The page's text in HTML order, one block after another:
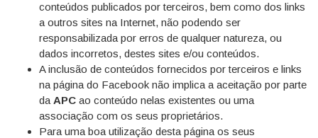
conteúdos publicados por terceiros, bem como dos links
a outros sites na Internet, não podendo ser
responsabilizada por erros de qualquer natureza, ou
dados incorretos, destes sites e/ou conteúdos.
A inclusão de conteúdos fornecidos por terceiros e links
na página do Facebook não implica a aceitação por parte
da APC ao conteúdo nelas existentes ou uma
associação com os seus proprietários.
Para uma boa utilização desta página os seus